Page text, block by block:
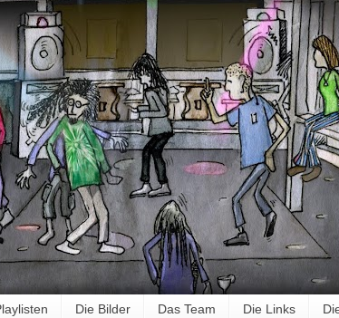
Die Bilder Das Team Die Links